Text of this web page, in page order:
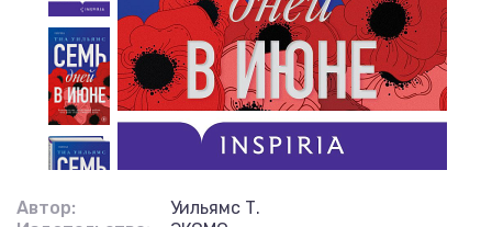
Автор:
Уильямс Т.